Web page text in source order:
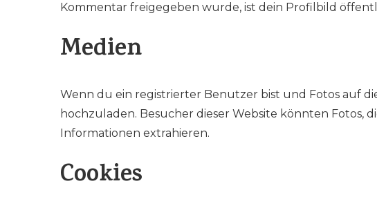
Kommentar freigegeben wurde, ist dein Profilbild
Medien
Wenn du ein registrierter Benutzer bist und Fotos auf
hochzuladen. Besucher dieser Website könnten Fotos,
Informationen extrahieren.
Cookies